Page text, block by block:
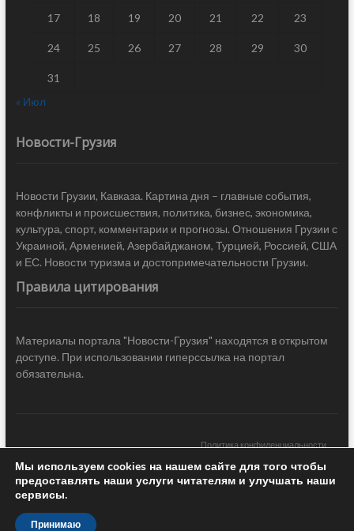
17 18 19 20 21 22 23
24 25 26 27 28 29 30
31
« Июл
Новости-Грузия
Новости Грузии, Кавказа. Картина дня – главные события,
конфликты и происшествия, политика, бизнес, экономика,
культура, спорт, комментарии и прогнозы. Отношения Грузии с
Украиной, Арменией, Азербайджаном, Турцией, Россией, США
и ЕС. Новости туризма и достопримечательности Грузии.
Правила цитирования
Материалы портала "Новости-Грузия" находятся в открытом
доступе. При использовании гиперссылка на портал
обязательна.
Политика конфиденциальности
Новости Грузии| Black Sea Press LTD © 2020 All Rights Reserved /
Design & development —
Мы используем cookies на нашем сайте для того чтобы
предоставлять наши услуги читателям и улучшать наши
сервисы.
Принимаю